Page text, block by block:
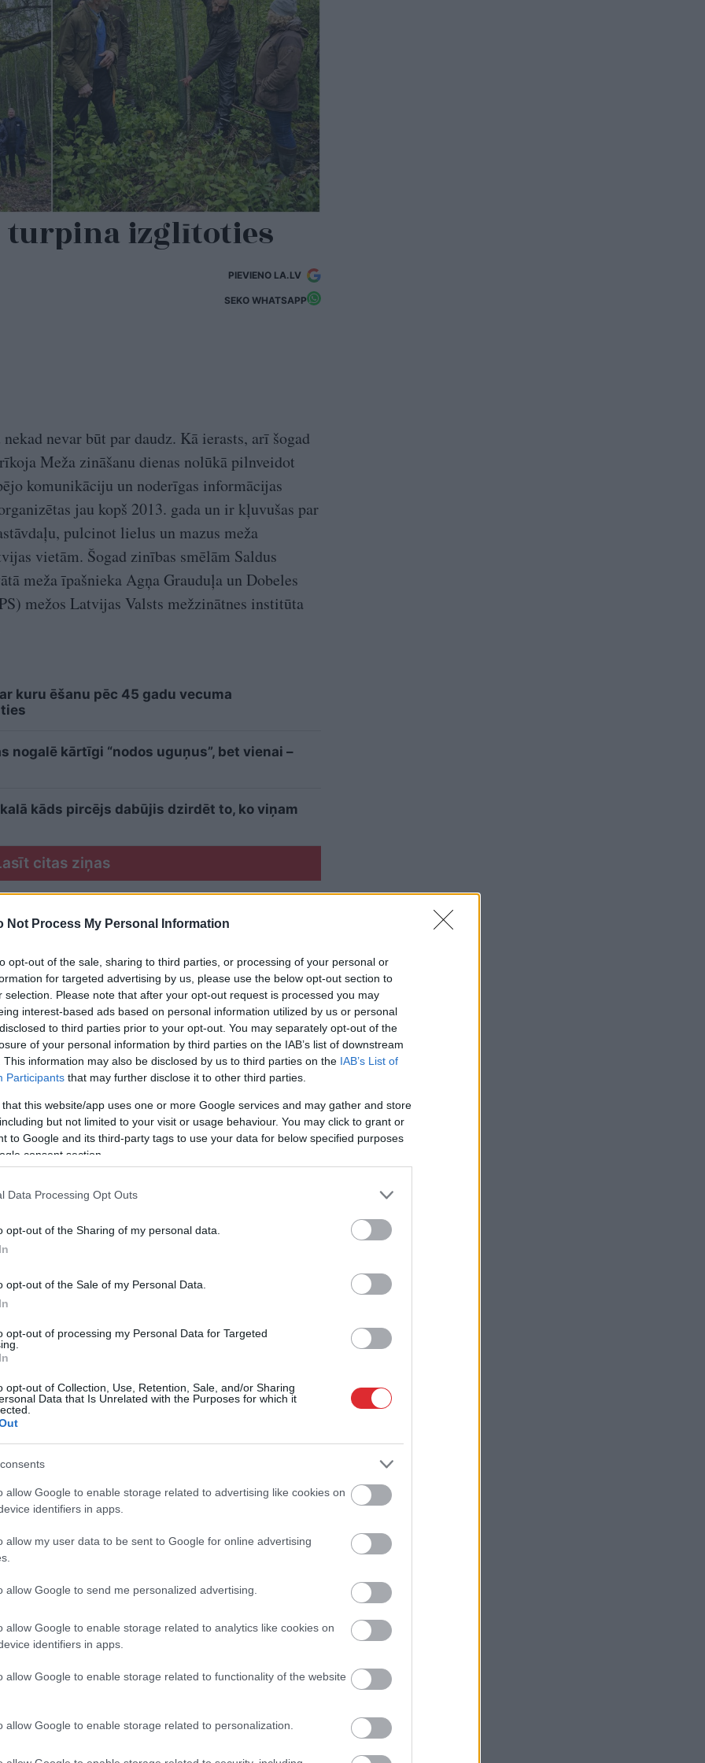
Not Process My Personal Information
opt-out of the sale, sharing to third parties, or processing of your personal or
for targeted advertising by us, please use the below opt-out section to
selection. Please note that after your opt-out request is processed you may
interest-based ads based on personal information utilized by us or personal
to third parties prior to your opt-out. You may separately opt-out of the
of your personal information by third parties on the IAB’s list of downstream
This information may also be disclosed by us to third parties on the IAB’s List of
Participants that may further disclose it to other third parties.
that this website/app uses one or more Google services and may gather and store
but not limited to your visit or usage behaviour. You may click to grant or
to Google and its third-party tags to use your data for below specified purposes
consent section.
Data Processing Opt Outs
opt-out of the Sharing of my personal data.
opt-out of the Sale of my Personal Data.
opt-out of processing my Personal Data for Targeted
opt-out of Collection, Use, Retention, Sale, and/or Sharing
Data that Is Unrelated with the Purposes for which it
allow Google to enable storage related to advertising like cookies on
identifiers in apps.
allow my user data to be sent to Google for online advertising
allow Google to send me personalized advertising.
allow Google to enable storage related to analytics like cookies on
identifiers in apps.
allow Google to enable storage related to functionality of the website
allow Google to enable storage related to personalization.
turpina izglītoties
PIEVIENO LA.LV
SEKO WHATSAPP
nevar būt par daudz. Kā ierasts, arī šogad
Meža zināšanu dienas nolūkā pilnveidot
komunikāciju un noderīgas informācijas
jau kopš 2013. gada un ir kļuvušas par
pulcinot lielus un mazus meža
vietām. Šogad zinības smēlām Saldus
meža īpašnieka Agņa Grauduļa un Dobeles
mežos Latvijas Valsts mežzinātnes institūta
kuru ēšanu pēc 45 gadu vecuma
nogalē kārtīgi “nodos uguņus”, bet vienai –
kāds pircējs dabūjis dzirdēt to, ko viņam
citas ziņas
pagastā esošā īpašuma
allaž enerģiskais Agnis Graudulis zina
par ko liecina daudzas īpašumā
gadu vecie ozoli. Norādot uz mežā
visticamāk, radušies pagājušā gadsimta
saglabāt pagātnes kultūras mantojumu
ka viņa senči bijuši gana apsviedīgi un
ko mantot. Pirms 30 gadiem viņam tas bijis
viss iespējamais, lai nākamajām paaudzēm
ar mežā uzkrātu kapitālu, kuru varētu izmantot
no izvēlētās pamata nodarbošanās.
ar savu apsaimniekošanas pieeju – izlases
procesus. Uz jautājumu, kāpēc tāda
kad deviņdesmitajos gados atgūts mežs,
strādājot Skandināvijā, bijusi liela pieredze ar
darbu veikšanu, tomēr sapratis, ka viņam
saimniekošana – mazās tehnikas
apvienošana ar vēlamo koku sugu
un eksperimentēšana ar netradicionālām koku
ar ozolzīlēm, kuru apmeklētāji ir sīļi, kas šīs
ozolu izplatību. Šo metodi saimnieks
sastopami saldie ķirši, ozoli, skābarži,
ginki. Saimnieks var palepoties arī ar
– žogu, kas par saviem līdzekļiem uzstādīts,
Ir mērķis pakāpeniski pāriet no